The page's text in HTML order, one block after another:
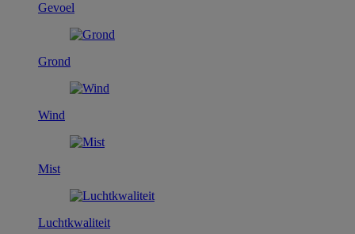
Gevoel
Grond
Wind
Mist
Luchtkwaliteit